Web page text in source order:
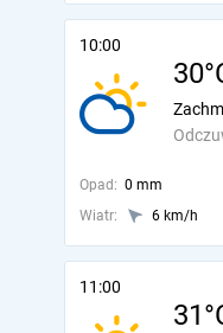
10:00
Opad: 0 mm
Wiatr:
6 km/h
11:00